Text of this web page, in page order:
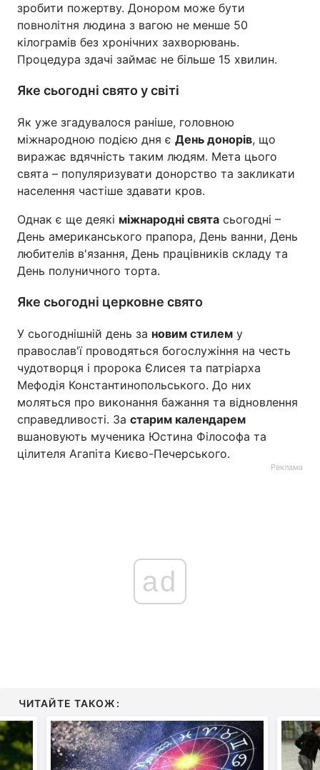
зробити пожертву. Донором може бути
повнолітня людина з вагою не менше 50
кілограмів без хронічних захворювань.
Процедура здачі займає не більше 15 хвилин.
Яке сьогодні свято у світі
Як уже згадувалося раніше, головною
міжнародною подією дня є День донорів, що
виражає вдячність таким людям. Мета цього
свята – популяризувати донорство та закликати
населення частіше здавати кров.
Однак є ще деякі міжнародні свята сьогодні –
День американського прапора, День ванни, День
любителів в'язання, День працівників складу та
День полуничного торта.
Яке сьогодні церковне свято
У сьогоднішній день за новим стилем у
православ'ї проводяться богослужіння на честь
чудотворця і пророка Єлисея та патріарха
Мефодія Константинопольського. До них
моляться про виконання бажання та відновлення
справедливості. За старим календарем
вшановують мученика Юстина Філософа та
цілителя Агапіта Києво-Печерського.
Реклама
ad
ЧИТАЙТЕ ТАКОЖ: